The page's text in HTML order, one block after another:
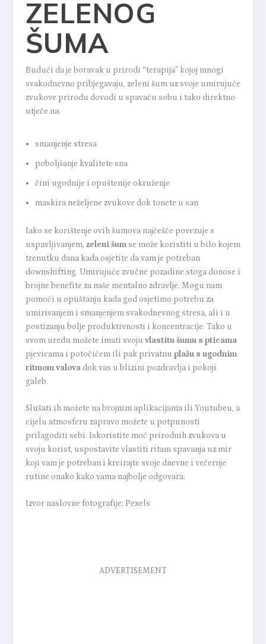
ZELENOG
ŠUMA
Budući da je boravak u prirodi “terapija” kojoj mnogi
svakodnevno pribjegavaju, zeleni šum uz svoje umirujuće
zvukove prirodu dovodi u spavaću sobu i tako direktno
utječe na:
smanjenje stresa
poboljšanje kvalitete sna
čini ugodnije i opuštenije okruženje
maskira neželjene zvukove dok tonete u san
Iako se korištenje ovih šumova najčešće povezuje s
uspavljivanjem, zeleni šumse može koristiti u bilo kojem
trenutku dana kada osjetite da vam je potreban
downshifting. Umirujuće zvučne pozadine stoga donose i
brojne benefite za naše mentalno zdravlje. Mogu nam
pomoći u opuštanju kada god osjetimo potrebu za
umirivanjem i smanjenjem svakodnevnog stresa, ali i u
postizanju bolje produktivnosti i koncentracije. Tako u
svom uredu možete imati svoju vlastitu šumu s pticama
pjevicama i potočićem ili pak privatnu plažu s ugodnim
ritmom valovadok vas u blizini pozdravlja i pokoji
galeb.
Slušati ih možete na brojnim aplikacijama ili Youtubeu, a
cijelu atmosferu zapravo možete u potpunosti
prilagoditi sebi. Iskoristite moć prirodnih zvukova u
svoju korist, uspostavite vlastiti ritam spavanja uz mir
koji vam je potreban i kreirajte svoje dnevne i večernje
rutine onako kako vama najbolje odgovara.
Izvor naslovne fotografije: Pexels
ADVERTISEMENT